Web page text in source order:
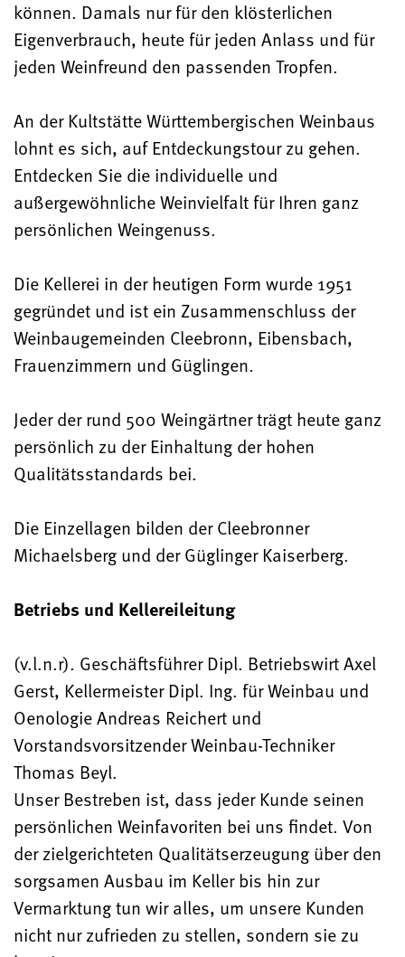
können. Damals nur für den klösterlichen
Eigenverbrauch, heute für jeden Anlass und für
jeden Weinfreund den passenden Tropfen.
An der Kultstätte Württembergischen Weinbaus
lohnt es sich, auf Entdeckungstour zu gehen.
Entdecken Sie die individuelle und
außergewöhnliche Weinvielfalt für Ihren ganz
persönlichen Weingenuss.
Die Kellerei in der heutigen Form wurde 1951
gegründet und ist ein Zusammenschluss der
Weinbaugemeinden Cleebronn, Eibensbach,
Frauenzimmern und Güglingen.
Jeder der rund 500 Weingärtner trägt heute ganz
persönlich zu der Einhaltung der hohen
Qualitätsstandards bei.
Die Einzellagen bilden der Cleebronner
Michaelsberg und der Güglinger Kaiserberg.
Betriebs und Kellereileitung
(v.l.n.r). Geschäftsführer Dipl. Betriebswirt Axel
Gerst, Kellermeister Dipl. Ing. für Weinbau und
Oenologie Andreas Reichert und
Vorstandsvorsitzender Weinbau-Techniker
Thomas Beyl.
Unser Bestreben ist, dass jeder Kunde seinen
persönlichen Weinfavoriten bei uns findet. Von
der zielgerichteten Qualitätserzeugung über den
sorgsamen Ausbau im Keller bis hin zur
Vermarktung tun wir alles, um unsere Kunden
nicht nur zufrieden zu stellen, sondern sie zu